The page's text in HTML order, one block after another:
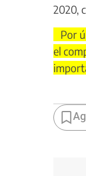
2020,
Por
el